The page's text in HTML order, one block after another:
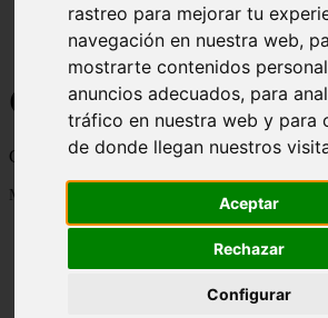
rastreo para mejorar tu
navegación en nuestra web,
mostrarte contenidos
anuncios adecuados, para
tráfico en nuestra web y para
de donde llegan nuestros
Aceptar
Rechazar
Configurar
Curiosidades y
Cosas curiosas, curiosidades, noticias
Mostrando 1 - 24 de 2838 artículos